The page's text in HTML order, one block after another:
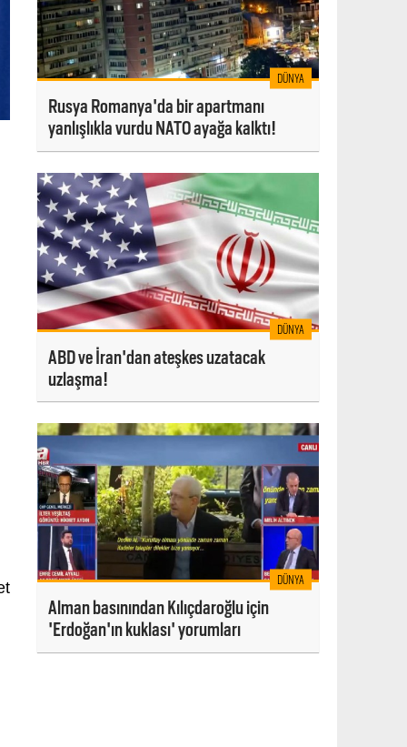
DÜNYA
Rusya Romanya'da bir apartmanı
yanlışlıkla vurdu NATO ayağa kalktı!
DÜNYA
ABD ve İran'dan ateşkes uzatacak
uzlaşma!
DÜNYA
Alman basınından Kılıçdaroğlu için
'Erdoğan'ın kuklası' yorumları